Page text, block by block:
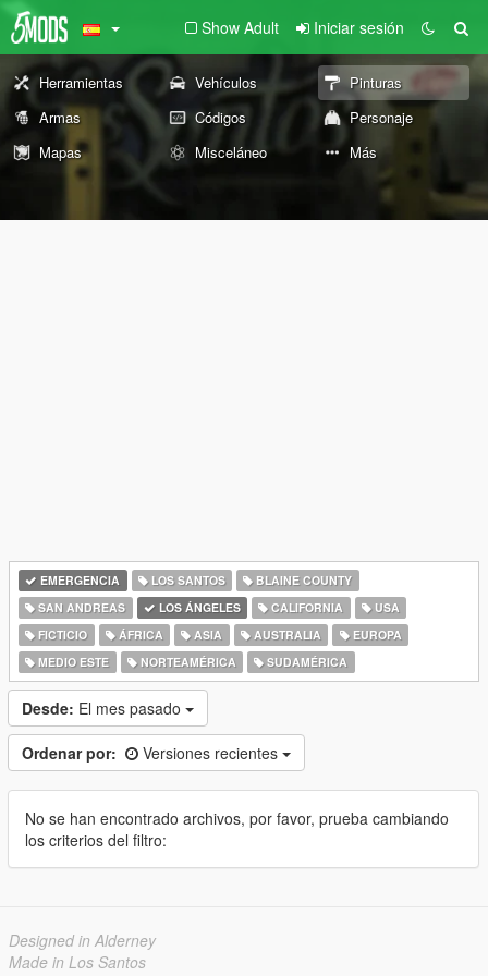
Show Adult Iniciar sesión
Herramientas Vehículos
Pinturas
Armas
Códigos
Personaje
Mapas
Misceláneo Más
EMERGENCIA LOS SANTOS
BLAINE COUNTY
SAN ANDREAS
LOS ÁNGELES CALIFORNIA
USA
FICTICIO
ÁFRICA ASIA AUSTRALIA
EUROPA
MEDIO ESTE
NORTEAMÉRICA SUDAMÉRICA
Desde: El mes pasado
Ordenar por: Versiones recientes
No se han encontrado archivos, por favor, prueba cambiando
los criterios del filtro:
Designed in Alderney
Made in Los Santos